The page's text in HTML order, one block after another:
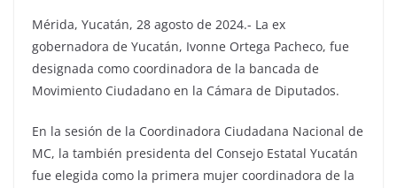
Mérida, Yucatán, 28 agosto de 2024.- La ex
gobernadora de Yucatán, Ivonne Ortega Pacheco, fue
designada como coordinadora de la bancada de
Movimiento Ciudadano en la Cámara de Diputados.
En la sesión de la Coordinadora Ciudadana Nacional de
MC, la también presidenta del Consejo Estatal Yucatán
fue elegida como la primera mujer coordinadora de la